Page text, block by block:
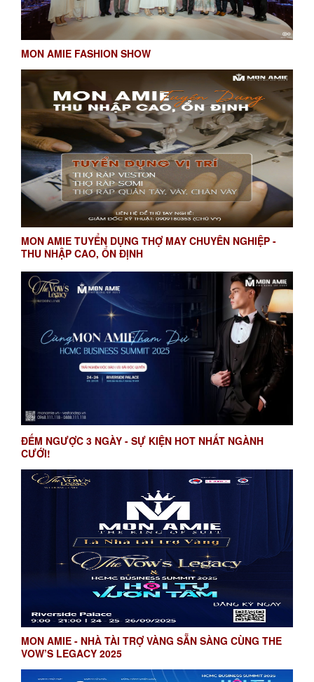
MON AMIE FASHION SHOW
MON AMIE TUYỂN DỤNG THỢ MAY CHUYÊN NGHIỆP -
THU NHẬP CAO, ỔN ĐỊNH
ĐẾM NGƯỢC 3 NGÀY - SỰ KIỆN HOT NHẤT NGÀNH
CƯỚI!
MON AMIE - NHÀ TÀI TRỢ VÀNG SẴN SÀNG CÙNG THE
VOW’S LEGACY 2025